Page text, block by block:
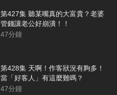
第427集 聽某嘴真的大富貴？老婆
管錢讓老公好崩潰！！
47分鐘
第428集 天啊！作客狀況有夠多！
當「好客人」有這麼難嗎？
47分鐘